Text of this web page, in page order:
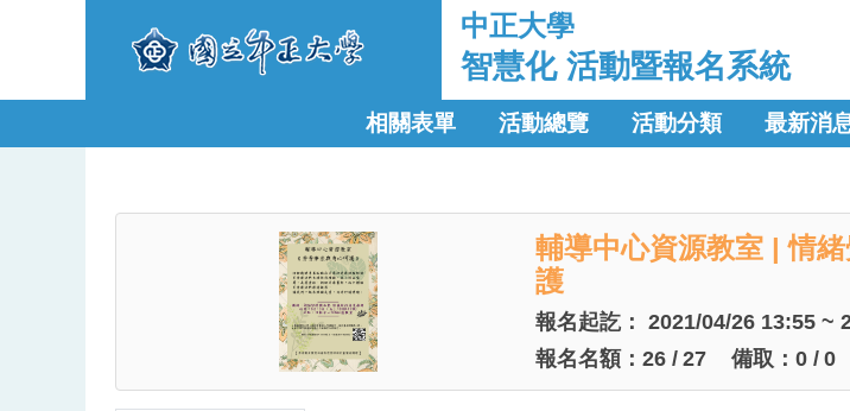
中正大學
智慧化 活動暨報名系統
相關表單 活動總覽 活動分類 最新消
輔導中心資源教室 | 情
護
報名起訖：2021/04/26 13:55 ~
報名名額：26 / 27 備取：0 / 0